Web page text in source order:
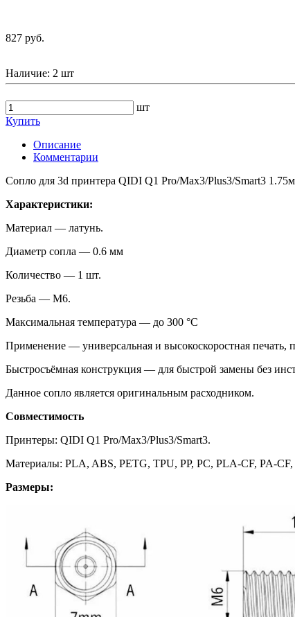
827 руб.
Наличие: 2 шт
шт
Купить
Описание
Комментарии
Сопло для 3d принтера QIDI Q1 Pro/Max3/Plus3/Smart3
Характеристики:
Материал — латунь.
Диаметр сопла — 0.6 мм
Количество — 1 шт.
Резьба — M6.
Максимальная температура — до 300 °C
Применение — универсальная и высокоскоростная печать,
Быстросъёмная конструкция — для быстрой замены без
Данное сопло является оригинальным расходником.
Совместимость
Принтеры: QIDI Q1 Pro/Max3/Plus3/Smart3.
Материалы: PLA, ABS, PETG, TPU, PP, PC, PLA-CF, PA-
Размеры: